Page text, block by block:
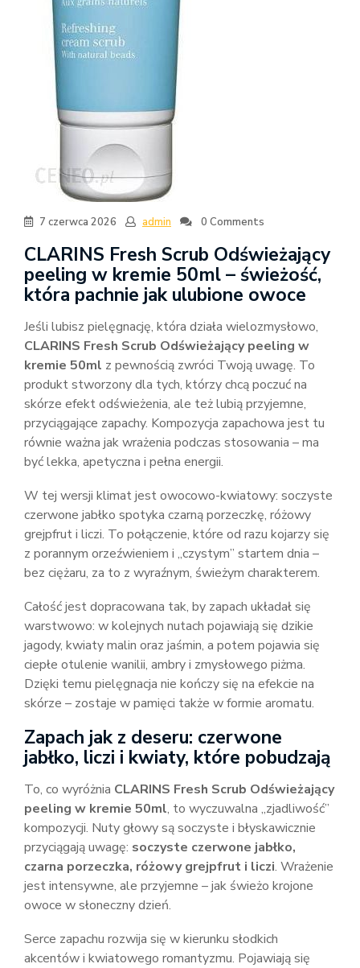
7 czerwca 2026 admin 0 Comments
CLARINS Fresh Scrub Odświeżający
peeling w kremie 50ml – świeżość,
która pachnie jak ulubione owoce
Jeśli lubisz pielęgnację, która działa wielozmysłowo,
CLARINS Fresh Scrub Odświeżający peeling w
kremie 50ml z pewnością zwróci Twoją uwagę. To
produkt stworzony dla tych, którzy chcą poczuć na
skórze efekt odświeżenia, ale też lubią przyjemne,
przyciągające zapachy. Kompozycja zapachowa jest tu
równie ważna jak wrażenia podczas stosowania – ma
być lekka, apetyczna i pełna energii.
W tej wersji klimat jest owocowo-kwiatowy: soczyste
czerwone jabłko spotyka czarną porzeczkę, różowy
grejpfrut i liczi. To połączenie, które od razu kojarzy się
z porannym orzeźwieniem i „czystym” startem dnia –
bez ciężaru, za to z wyraźnym, świeżym charakterem.
Całość jest dopracowana tak, by zapach układał się
warstwowo: w kolejnych nutach pojawiają się dzikie
jagody, kwiaty malin oraz jaśmin, a potem pojawia się
ciepłe otulenie wanilii, ambry i zmysłowego piżma.
Dzięki temu pielęgnacja nie kończy się na efekcie na
skórze – zostaje w pamięci także w formie aromatu.
Zapach jak z deseru: czerwone
jabłko, liczi i kwiaty, które pobudzają
To, co wyróżnia CLARINS Fresh Scrub Odświeżający
peeling w kremie 50ml, to wyczuwalna „zjadliwość”
kompozycji. Nuty głowy są soczyste i błyskawicznie
przyciągają uwagę: soczyste czerwone jabłko,
czarna porzeczka, różowy grejpfrut i liczi. Wrażenie
jest intensywne, ale przyjemne – jak świeżo krojone
owoce w słoneczny dzień.
Serce zapachu rozwija się w kierunku słodkich
akcentów i kwiatowego romantyzmu. Pojawiają się